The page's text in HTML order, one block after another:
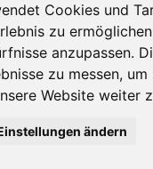
Cookies und
zu
anzupassen.
zu messen,
Website weiter
ändern